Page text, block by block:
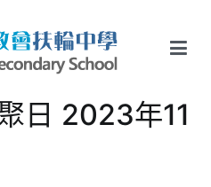
日 2023年11